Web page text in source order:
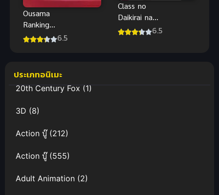
Ousama
Ranking
อันดับพระ6.5
Class no
Daikirai na
Joshi to
ร้ายกลายเป็น
6.5
ประเภทอนิเมะ
20th Century Fox(1)
3D (8)
Action บู๊(212)
Action บู๊(555)
Adult Animation (2)